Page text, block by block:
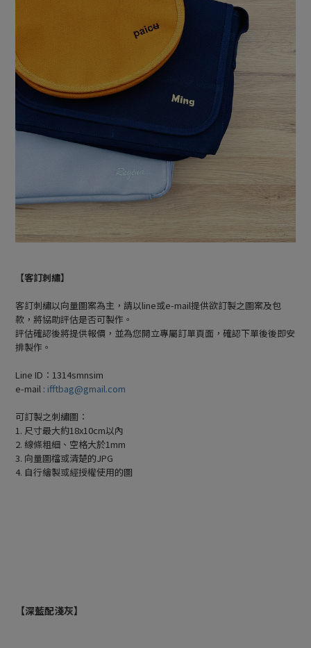
【客訂刺繡】
客訂刺繡以向量圖案為主，請以line或e-mail提供欲訂製之圖案及包
款，將協助評估是否可製作。
評估確認後將提供報價，並為您開立專屬訂單頁面，確認下單後後即安
排製作。
Line ID：1314smnsim
e-mail : ifftbag@gmail.com
可訂製之刺繡圖：
1. 尺寸最大約18x10cm以內
2. 線條粗細、空格大於1mm
3. 向量圖檔或清楚的JPG
4. 自行繪製或經授權使用的圖
【深藍配淺灰】